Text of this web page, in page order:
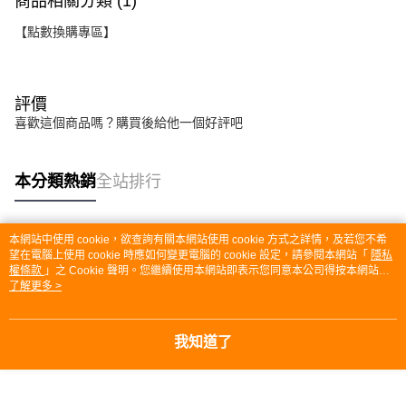
【點數換購專區】
評價
喜歡這個商品嗎？購買後給他一個好評吧
本分類熱銷全站排行
熱門標籤
本網站中使用 cookie，欲查詢有關本網站使用 cookie 方式之詳情，及若您不希
望在電腦上使用 cookie 時應如何變更電腦的 cookie 設定，請參閱本網站「 隱私
權條款 」之 Cookie 聲明。您繼續使用本網站即表示您同意本公司得按本網站使
用條款之 Cookie 聲明使用 cookie。
了解更多 >
我知道了